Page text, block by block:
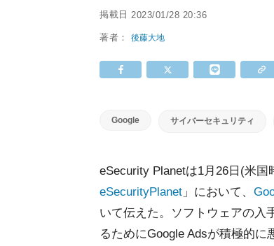
掲載日 2023/01/28 20:36
著者：後藤大地
Google サイバーセキュリティ
eSecurity Planetは1月26日(米国
eSecurityPlanet 」において、
いて伝えた。ソフトウェアの入
るためにGoogle Adsが積極的に